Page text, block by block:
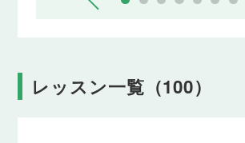
レッスン一覧（100）